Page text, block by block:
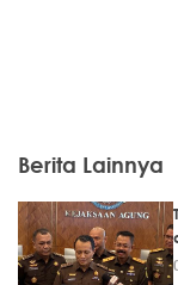
Berita Lainnya